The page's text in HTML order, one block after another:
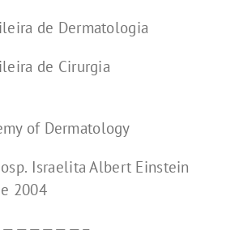
de Dermatologia
de Cirurgia
of Dermatology
Israelita Albert Einstein
2004